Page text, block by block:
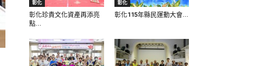
彰化
彰化珍貴文化資產再添亮
點...
彰化
彰化115年縣民運動大會...